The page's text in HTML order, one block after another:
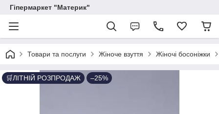
Гіпермаркет "Материк"
Товари та послуги Жіноче взуття Жіночі босоніжки
🛒ЛІТНІЙ РОЗПРОДАЖ –25%